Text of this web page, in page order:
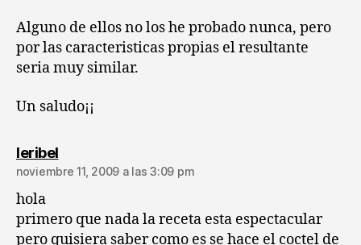
Alguno de ellos no los he probado nunca, pero
por las caracteristicas propias el resultante
seria muy similar.
Un saludo¡¡
leribeldice:
noviembre 11, 2009 a las 3:09 pm
hola
primero que nada la receta esta espectacular
pero quisiera saber como es se hace el coctel de